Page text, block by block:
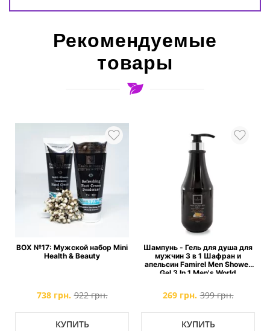
Рекомендуемые
товары
BOX №17: Мужской набор Mini
Health & Beauty
738 грн. 922 грн.
КУПИТЬ
Шампунь - Гель для душа для
мужчин 3 в 1 Шафран и
апельсин Famirel Men Shower
Gel 3 In 1 Men's World
269 грн. 399 грн.
КУПИТЬ